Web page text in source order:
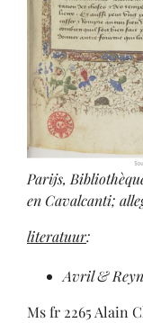
Parijs,
en Cavalcanti;
literatuur:
Avril &
Ms fr 2265 Alain